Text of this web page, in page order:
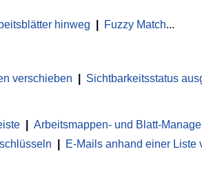
hinweg Fuzzy Match...
verschieben Sichtbarkeitsstatus
Arbeitsmappen- und Blatt-
E-Mails anhand einer Liste